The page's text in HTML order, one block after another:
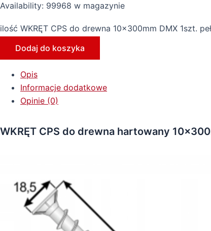
Availability: 99968 w magazynie
ilość WKRĘT CPS do drewna 10x300mm DMX 1szt.
Dodaj do koszyka
Opis
Informacje dodatkowe
Opinie (0)
WKRĘT CPS do drewna hartowany